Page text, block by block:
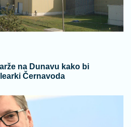
na Dunavu kako bi
Černavoda